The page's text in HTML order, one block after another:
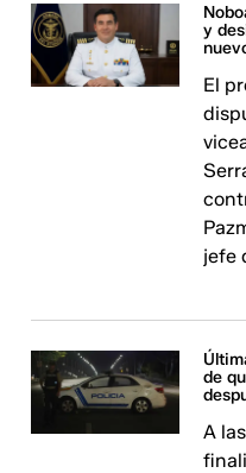
y
El
jefe
de
A